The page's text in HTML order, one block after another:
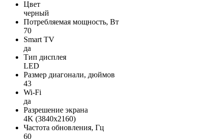
Цвет
черный
Потребляемая мощность, Вт
70
Smart TV
да
Тип дисплея
LED
Размер диагонали, дюймов
43
Wi-Fi
да
Разрешение экрана
4K (3840x2160)
Частота обновления, Гц
60